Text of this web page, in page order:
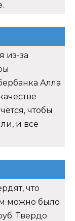
из-за
Алла
чтобы
и всё
что
можно было
Твердо